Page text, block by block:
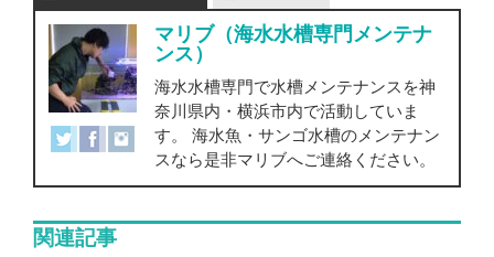
マリブ（海水水槽専門メンテナ
ンス）
海水水槽専門で水槽メンテナンスを神
奈川県内・横浜市内で活動していま
す。 海水魚・サンゴ水槽のメンテナン
スなら是非マリブへご連絡ください。
関連記事